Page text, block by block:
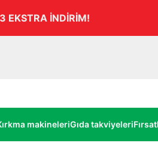
EKSTRA İNDİRİM!
makineleriGıda takviyeleri